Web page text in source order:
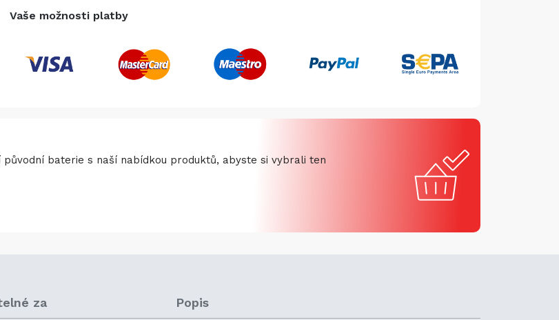
Vaše možnosti platby
baterie s naší nabídkou produktů, abyste si vybrali ten
za Popis